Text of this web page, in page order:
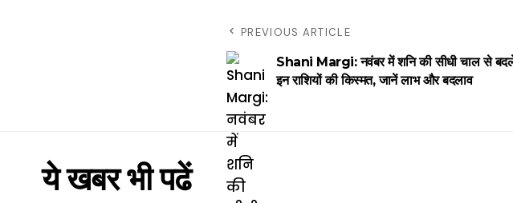
PREVIOUS ARTICLE
Shani Margi: नवंबर में शनि की सीधी चाल से
इन राशियों की किस्मत, जानें लाभ और बदलाव
ये खबर भी पढें